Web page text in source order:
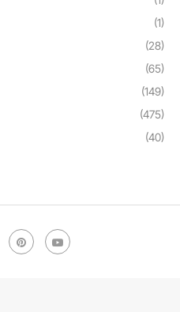
(1)
(28)
(65)
(149)
(475)
(40)